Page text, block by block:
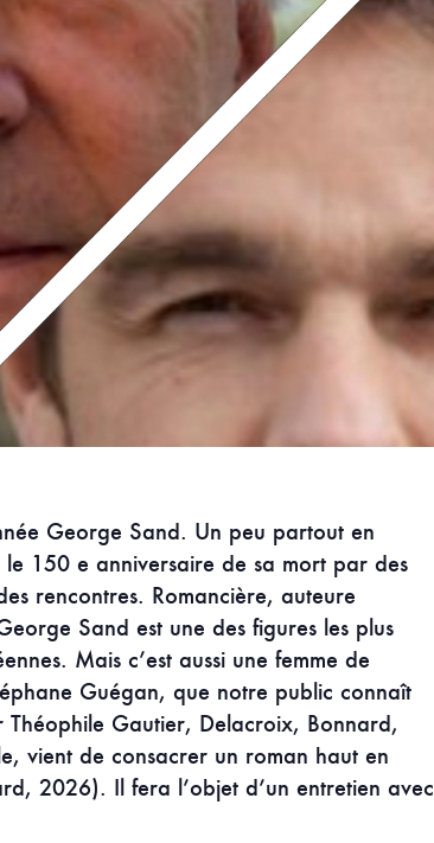
George Sand. Un peu partout en
150 e anniversaire de sa mort par des
rencontres. Romancière, auteure
Sand est une des figures les plus
Mais c’est aussi une femme de
Guégan, que notre public connaît
Théophile Gautier, Delacroix, Bonnard,
vient de consacrer un roman haut en
2026). Il fera l’objet d’un entretien avec